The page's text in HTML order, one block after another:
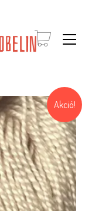
Akció!